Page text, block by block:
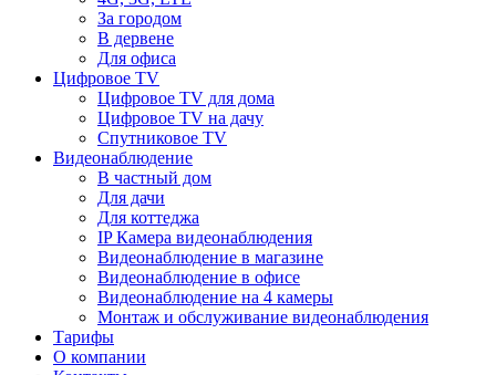
За городом
В дервене
Для офиса
Цифровое TV
Цифровое TV для дома
Цифровое TV на дачу
Спутниковое TV
Видеонаблюдение
В частный дом
Для дачи
Для коттеджа
IP Камера видеонаблюдения
Видеонаблюдение в магазине
Видеонаблюдение в офисе
Видеонаблюдение на 4 камеры
Монтаж и обслуживание видеонаблюдения
Тарифы
О компании